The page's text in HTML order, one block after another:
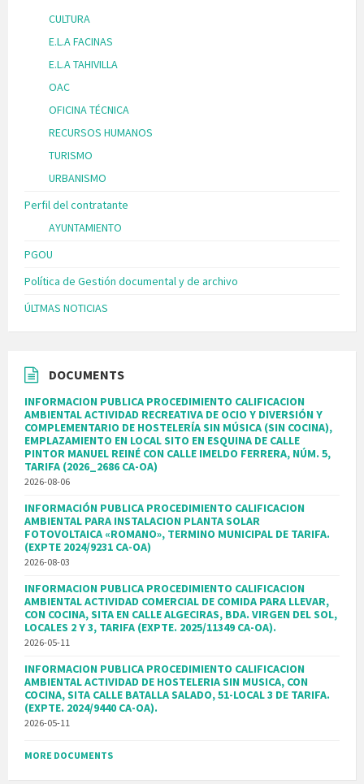
CULTURA
E.L.A FACINAS
E.L.A TAHIVILLA
OAC
OFICINA TÉCNICA
RECURSOS HUMANOS
TURISMO
URBANISMO
Perfil del contratante
AYUNTAMIENTO
PGOU
Política de Gestión documental y de archivo
ÚLTMAS NOTICIAS
DOCUMENTS
INFORMACION PUBLICA PROCEDIMIENTO CALIFICACION
AMBIENTAL ACTIVIDAD RECREATIVA DE OCIO Y DIVERSIÓN Y
COMPLEMENTARIO DE HOSTELERÍA SIN MÚSICA (SIN COCINA),
EMPLAZAMIENTO EN LOCAL SITO EN ESQUINA DE CALLE
PINTOR MANUEL REINÉ CON CALLE IMELDO FERRERA, NÚM. 5,
TARIFA (2026_2686 CA-OA)
2026-08-06
INFORMACIÓN PUBLICA PROCEDIMIENTO CALIFICACION
AMBIENTAL PARA INSTALACION PLANTA SOLAR
FOTOVOLTAICA «ROMANO», TERMINO MUNICIPAL DE TARIFA.
(EXPTE 2024/9231 CA-OA)
2026-08-03
INFORMACION PUBLICA PROCEDIMIENTO CALIFICACION
AMBIENTAL ACTIVIDAD COMERCIAL DE COMIDA PARA LLEVAR,
CON COCINA, SITA EN CALLE ALGECIRAS, BDA. VIRGEN DEL SOL,
LOCALES 2 Y 3, TARIFA (EXPTE. 2025/11349 CA-OA).
2026-05-11
INFORMACION PUBLICA PROCEDIMIENTO CALIFICACION
AMBIENTAL ACTIVIDAD DE HOSTELERIA SIN MUSICA, CON
COCINA, SITA CALLE BATALLA SALADO, 51-LOCAL 3 DE TARIFA.
(EXPTE. 2024/9440 CA-OA).
2026-05-11
MORE DOCUMENTS